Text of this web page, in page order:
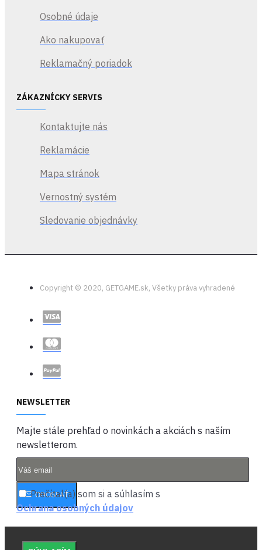
Osobné údaje
Ako nakupovať
Reklamačný poriadok
ZÁKAZNÍCKY SERVIS
Kontaktujte nás
Reklamácie
Mapa stránok
Vernostný systém
Sledovanie objednávky
Copyright © 2020, GETGAME.sk, Všetky práva vyhradené
NEWSLETTER
Majte stále prehľad o novinkách a akciách s naším
newsletterom.
ODOSLAŤ
Prečítal(a) som si a súhlasím s
Ochrana osobných údajov